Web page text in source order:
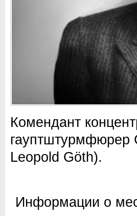
Комендант
гауптштурмфюрер
Leopold Göth).
Информации о